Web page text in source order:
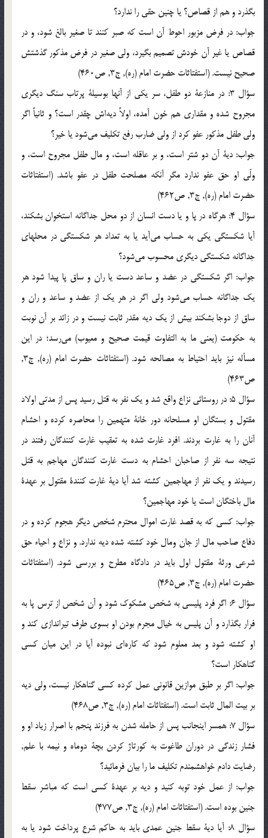
بگذرد و هم از قصاص؟ يا چنين حقي را ندارد؟
جواب: در فرض مزبور احوط آن است كه صبر كنند تا صغير بالغ شود، و در
قصاص يا غير آن خودش تصميم بگيرد، ولي صغير در فرض مذكور گذشتش
صحيح نيست. (استفتاثات حضرت امام (ره), ج3, ص460)
سؤال 3: در منازعة دو طفل، سر يكي از آنها بوسيلة پرتاب سنگ ديگري
مجروح شده و مقداري هم خون آمده، اولاً ديه‌اش چقدر است؟ و ثانياً اگر
ولي طفل مذكور عفو كرد از ولي ضارب رفع تكليف مي‌شود يا خير؟
جواب: دية آن دو شتر است، و بر عاقله است، و مال طفل مجروح است، و
ولّي او حق عفو ندارد مگر آنكه مصلحت طفل در عفو باشد. (استفتاثات
حضرت امام (ره), ج3, ص462)
سؤال 4: هرگاه در پا و يا دست انسان از دو محل جداگانه استخوان بشكند،
آيا شكستگي يكي به حساب مي‌آيد يا به تعداد هر شكستگي در محلهاي
جداگانه شكستگي ديگري محسوب مي‌شود؟
جواب: اگر شكستگي در عضد و ساعد دست يا ران و ساق پا پيدا شود هر
يك جداگانه حساب مي‌شود ولي اگر در هر يك از عضد و ساعد و ران و
ساق از دوجا بشكند بيش از يك ديه مقدر ثابت نيست و در زائد بر آن نوبت
به حكومت (يعني ما به التفاوت قيمت صحيح و معيوب) مي‌رسد؛ در اين
مسأله نيز بايد احتياط به مصالحه شود. (استفتاثات حضرت امام (ره), ج3,
ص463)
سؤال 5: در روستائي نزاع واقع شد و يك نفر به قتل رسيد پس از مدتي اولاد
مقتول و بستگان او مسلحانه دور خانة متهمين را محاصره كرده و احشام
آنان را به غارت بردند. افرد غارت شده به تعقيب غارت كنندگان رفتند در
نتيجه سه نفر از صاحبان احشام به دست غارت كنندگان مهاجم به قتل
رسيدند و يك نفر از مهاجمين كشته شد آيا دية غارت كنندة مقتول بر عهدة
مال باختگان است يا خود مهاجمين؟
جواب: كسي كه به قصد غارت اموال محترم شخص ديگر هجوم كرده و در
دفاع صاحب مال از جان ومال خود كشته شده ديه ندارد. و نزاع و احياء حق
شرعي ورثة مقتول اول بايد در دادگاه مطرح و بررسي شود. (استفتاثات
حضرت امام (ره), ج3, ص465)
سؤال 6: اگر فرد پليسي به شخص مشكوك شود و آن شخص از ترس پا به
فرار بگذارد و آن پليس به خيال مجرم بودن او بسوي طرف تيراندازي كند و
او كشته شود و بعد معلوم شود كه كاره‌اي نبوده آيا در اين ميان كسي
گناهكار است؟
جواب: اگر بر طبق موازين قانوني عمل كرده كسي گناهكار نيست، ولي ديه
بر بيت المال ثابت است. (استفتاثات امام (ره), ج3, ص468)
سؤال 7: همسر اينجانب پس از حامله شدن به فرزند پنجم با اصرار زياد او و
فشار زندگي در دوران طاغوت به كورتاژ كردن بچة دوماه و نيمه با علم,
رضايت دادم خواهشمندم تكليف ما را بيان فرمائيد؟
جواب: از عمل خود توبه كنيد و ديه بر عهدة كسي است كه مباشر سقط
جنين بوده است. (استفتاثات امام (ره), ج3, ص477)
سؤال 8: آيا دية سقط جنين عمدي بايد به حاكم شرع پرداخت شود يا به